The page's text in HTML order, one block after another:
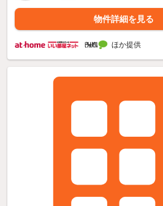
物件詳細を見る
ほか提供